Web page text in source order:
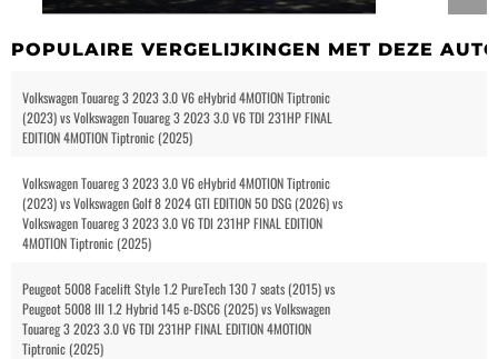
POPULAIRE VERGELIJKINGEN MET DEZE
Volkswagen Touareg 3 2023 3.0 V6 eHybrid 4MOTION Tiptronic
(2023) vs Volkswagen Touareg 3 2023 3.0 V6 TDI 231HP FINAL
EDITION 4MOTION Tiptronic (2025)
Volkswagen Touareg 3 2023 3.0 V6 eHybrid 4MOTION Tiptronic
(2023) vs Volkswagen Golf 8 2024 GTI EDITION 50 DSG (2026) vs
Volkswagen Touareg 3 2023 3.0 V6 TDI 231HP FINAL EDITION
4MOTION Tiptronic (2025)
Peugeot 5008 Facelift Style 1.2 PureTech 130 7 seats (2015) vs
Peugeot 5008 III 1.2 Hybrid 145 e-DSC6 (2025) vs Volkswagen
Touareg 3 2023 3.0 V6 TDI 231HP FINAL EDITION 4MOTION
Tiptronic (2025)